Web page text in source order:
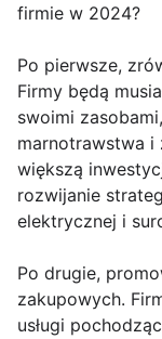
firmie w 2024?
Po pierwsze,
Firmy będą
swoimi
marnotrawstwa i
większą
rozwijanie
elektrycznej i
Po drugie,
zakupowych.
usługi